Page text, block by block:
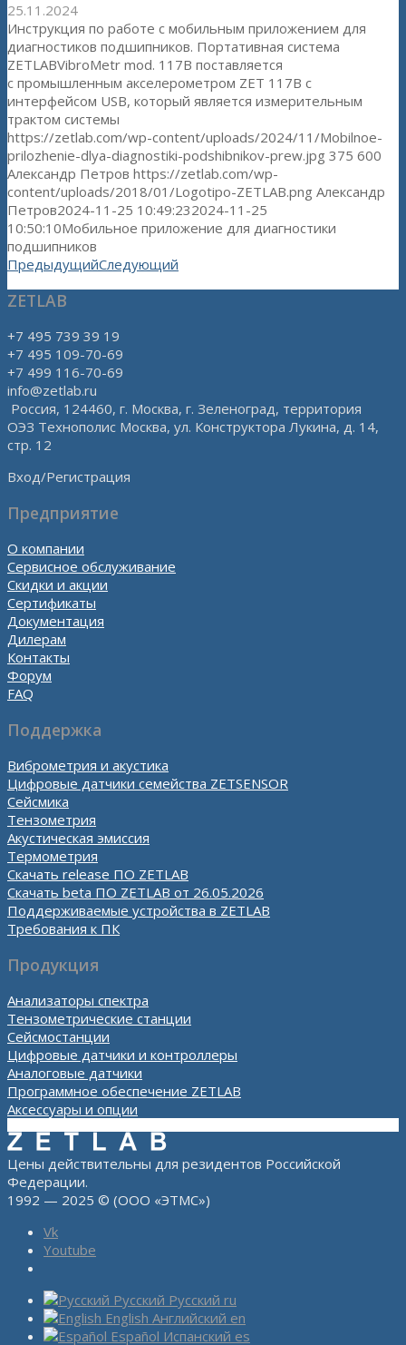
25.11.2024
Инструкция по работе с мобильным приложением для
диагностиков подшипников. Портативная система
ZETLABVibroMetr mod. 117B поставляется
с промышленным акселерометром ZET 117B с
интерфейсом USB, который является измерительным
трактом системы
https://zetlab.com/wp-content/uploads/2024/11/Mobilnoe-
prilozhenie-dlya-diagnostiki-podshibnikov-prew.jpg 375 600
Александр Петров https://zetlab.com/wp-
content/uploads/2018/01/Logotipo-ZETLAB.png Александр
Петров2024-11-25 10:49:232024-11-25
10:50:10Мобильное приложение для диагностики
подшипников
ПредыдущийСледующий
ZETLAB
+7 495 739 39 19
+7 495 109-70-69
+7 499 116-70-69
info@zetlab.ru
Россия, 124460, г. Москва, г. Зеленоград, территория
ОЭЗ Технополис Москва, ул. Конструктора Лукина, д. 14,
стр. 12
Вход/Регистрация
Предприятие
О компании
Сервисное обслуживание
Скидки и акции
Сертификаты
Документация
Дилерам
Контакты
Форум
FAQ
Поддержка
Виброметрия и акустика
Цифровые датчики семейства ZETSENSOR
Сейсмика
Тензометрия
Акустическая эмиссия
Термометрия
Скачать release ПО ZETLAB
Скачать beta ПО ZETLAB от 26.05.2026
Поддерживаемые устройства в ZETLAB
Требования к ПК
Продукция
Анализаторы спектра
Тензометрические станции
Сейсмостанции
Цифровые датчики и контроллеры
Аналоговые датчики
Программное обеспечение ZETLAB
Аксессуары и опции
Цены действительны для резидентов Российской
Федерации.
1992 — 2025 © (ООО «ЭТМС»)
Vk
Youtube
Русский Русский ru
English Английский en
Español Испанский es